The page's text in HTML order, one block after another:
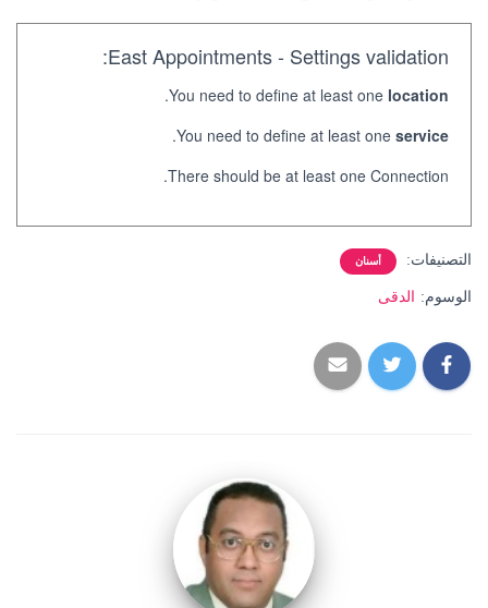
East Appointments - Settings validation:
You need to define at least one location
.
You need to define at least one service
.
There should be at least one Connection.
التصنيفات: أسنان
الوسوم: الدقى